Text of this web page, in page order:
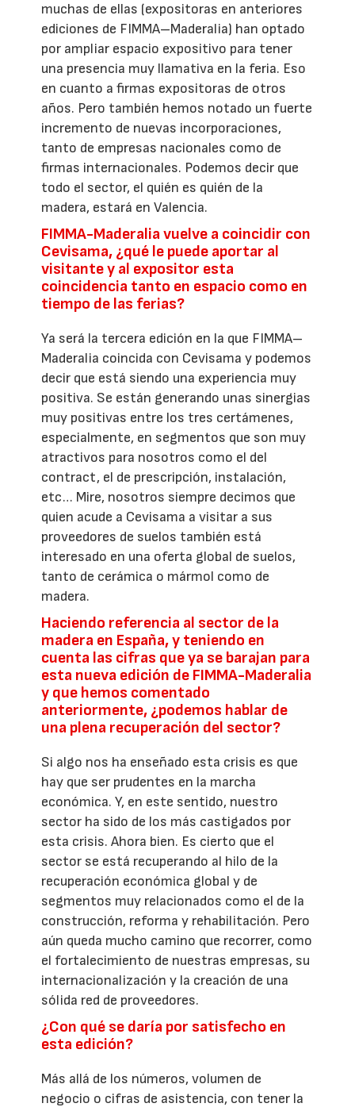
muchas de ellas (expositoras en anteriores
ediciones de FIMMA–Maderalia) han optado
por ampliar espacio expositivo para tener
una presencia muy llamativa en la feria. Eso
en cuanto a firmas expositoras de otros
años. Pero también hemos notado un fuerte
incremento de nuevas incorporaciones,
tanto de empresas nacionales como de
firmas internacionales. Podemos decir que
todo el sector, el quién es quién de la
madera, estará en Valencia.
FIMMA-Maderalia vuelve a coincidir con
Cevisama, ¿qué le puede aportar al
visitante y al expositor esta
coincidencia tanto en espacio como en
tiempo de las ferias?
Ya será la tercera edición en la que FIMMA–
Maderalia coincida con Cevisama y podemos
decir que está siendo una experiencia muy
positiva. Se están generando unas sinergias
muy positivas entre los tres certámenes,
especialmente, en segmentos que son muy
atractivos para nosotros como el del
contract, el de prescripción, instalación,
etc… Mire, nosotros siempre decimos que
quien acude a Cevisama a visitar a sus
proveedores de suelos también está
interesado en una oferta global de suelos,
tanto de cerámica o mármol como de
madera.
Haciendo referencia al sector de la
madera en España, y teniendo en
cuenta las cifras que ya se barajan para
esta nueva edición de FIMMA-Maderalia
y que hemos comentado
anteriormente, ¿podemos hablar de
una plena recuperación del sector?
Si algo nos ha enseñado esta crisis es que
hay que ser prudentes en la marcha
económica. Y, en este sentido, nuestro
sector ha sido de los más castigados por
esta crisis. Ahora bien. Es cierto que el
sector se está recuperando al hilo de la
recuperación económica global y de
segmentos muy relacionados como el de la
construcción, reforma y rehabilitación. Pero
aún queda mucho camino que recorrer, como
el fortalecimiento de nuestras empresas, su
internacionalización y la creación de una
sólida red de proveedores.
¿Con qué se daría por satisfecho en
esta edición?
Más allá de los números, volumen de
negocio o cifras de asistencia, con tener la